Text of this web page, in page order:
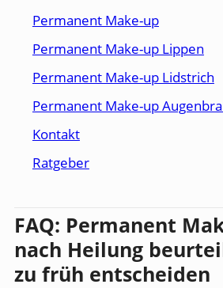
Permanent Make-up
Permanent Make-up Lippen
Permanent Make-up Lidstrich
Permanent Make-up
Kontakt
Ratgeber
FAQ: Permanent
nach Heilung
zu früh entscheiden